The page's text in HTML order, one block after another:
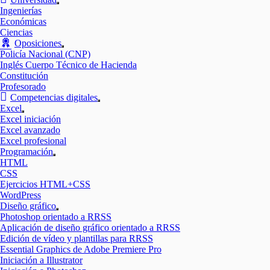
Mostrar
Ingenierías
Económicas
Ciencias
Oposiciones
Mostrar
el
submenú
Policía Nacional (CNP)
Inglés Cuerpo Técnico de Hacienda
Constitución
Profesorado
Competencias digitales
Mostrar
Excel
Mostrar
el
submenú
Excel iniciación
Excel avanzado
Excel profesional
Programación
Mostrar
HTML
CSS
Ejercicios HTML+CSS
WordPress
Diseño gráfico
Mostrar
el
submenú
Photoshop orientado a RRSS
Aplicación de diseño gráfico orientado a RRSS
Edición de vídeo y plantillas para RRSS
Essential Graphics de Adobe Premiere Pro
Iniciación a Illustrator